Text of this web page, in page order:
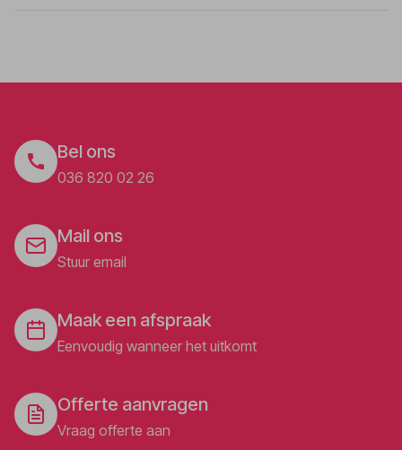
Bel ons
036 820 02 26
Mail ons
Stuur email
Maak een afspraak
Eenvoudig wanneer het uitkomt
Offerte aanvragen
Vraag offerte aan